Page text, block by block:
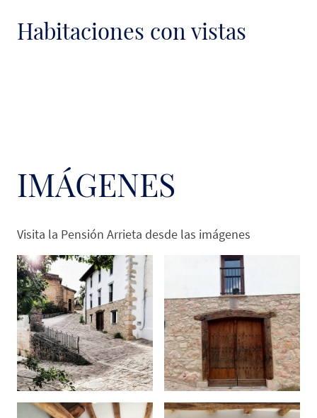
Habitaciones con vistas
IMÁGENES
Visita la Pensión Arrieta desde las imágenes